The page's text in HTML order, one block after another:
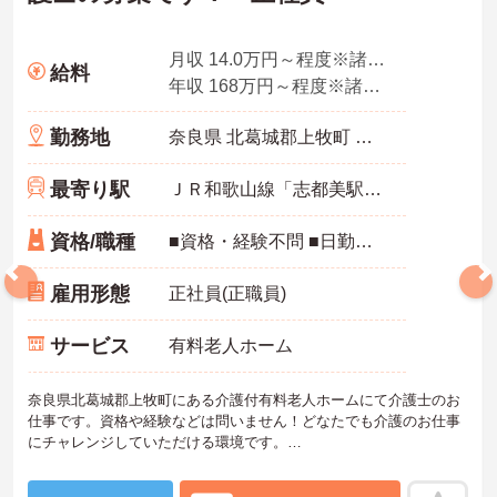
給料
月収 14.0万円～程度※諸手当別
年収 168万円～程度※諸手当、賞与別
勤務地 奈良県 北葛城郡上牧町 ささゆり台3丁目2-1
最寄り駅 ＪＲ和歌山線「志都美駅」バス・車9分
資格/職種 ■資格・経験不問 ■日勤勤務（早出、遅出を含む）のみの方も可能
雇用形態 正社員(正職員)
サービス 有料老人ホーム
奈良県北葛城郡上牧町にある介護付有料老人ホームにて介護士のお
仕事です。資格や経験などは問いません！どなたでも介護のお仕事
にチャレンジしていただける環境です。
たしますのでお気軽にご相談ください。